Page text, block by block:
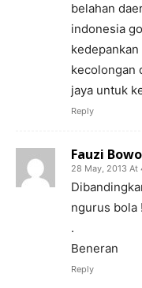
belahan
indonesia
kecolongan
jaya untuk
Reply
Fauzi Bowo
28 May, 2013 At
ngurus bola
.
Beneran
Reply